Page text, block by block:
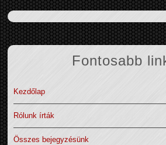
Fontosabb
Kezdőlap
Rólunk írták
Összes bejegyzésünk